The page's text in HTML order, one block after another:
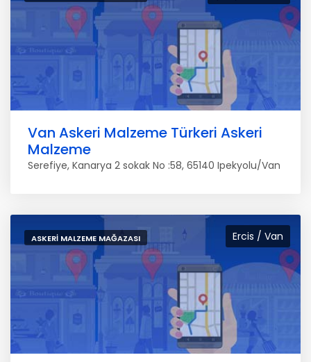
Van Askeri Malzeme Türkeri Askeri
Malzeme
Serefiye, Kanarya 2 sokak No :58, 65140 Ipekyolu/Van
Ercis / Van
ASKERI MALZEME MAĞAZASI